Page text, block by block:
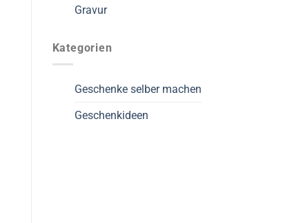
Gravur
Kategorien
Geschenke selber machen
Geschenkideen